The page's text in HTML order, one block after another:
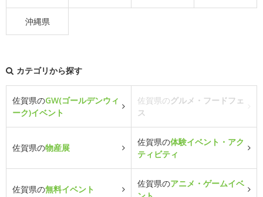
沖縄県
カテゴリから探す
佐賀県のGW(ゴールデンウィ
ーク)イベント
佐賀県のグルメ・フードフェ
ス
佐賀県の物産展
佐賀県の体験イベント・アク
ティビティ
佐賀県の無料イベント
佐賀県のアニメ・ゲームイベ